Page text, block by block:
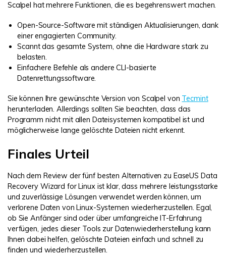
Scalpel hat mehrere Funktionen, die es begehrenswert machen.
Open-Source-Software mit ständigen Aktualisierungen, dank
einer engagierten Community.
Scannt das gesamte System, ohne die Hardware stark zu
belasten.
Einfachere Befehle als andere CLI-basierte
Datenrettungssoftware.
Sie können Ihre gewünschte Version von Scalpel von Tecmint
herunterladen. Allerdings sollten Sie beachten, dass das
Programm nicht mit allen Dateisystemen kompatibel ist und
möglicherweise lange gelöschte Dateien nicht erkennt.
Finales Urteil
Nach dem Review der fünf besten Alternativen zu EaseUS Data
Recovery Wizard for Linux ist klar, dass mehrere leistungsstarke
und zuverlässige Lösungen verwendet werden können, um
verlorene Daten von Linux-Systemen wiederherzustellen. Egal,
ob Sie Anfänger sind oder über umfangreiche IT-Erfahrung
verfügen, jedes dieser Tools zur Datenwiederherstellung kann
Ihnen dabei helfen, gelöschte Dateien einfach und schnell zu
finden und wiederherzustellen.